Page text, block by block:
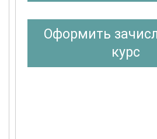
Оформить
курс